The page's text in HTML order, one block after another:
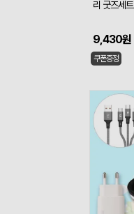
리 굿즈세트
9,430원
쿠폰증정